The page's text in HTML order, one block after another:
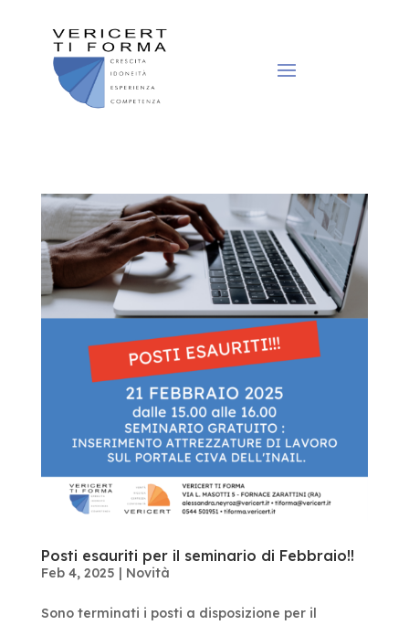
Posti esauriti per il seminario di Febbraio!!
Feb 4, 2025 Novità
Sono terminati i posti a disposizione per il